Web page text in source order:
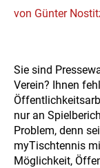
von Günter
Sie sind
Verein? Ihnen
nur an
Problem, denn
myTischtennis
Möglichkeit,